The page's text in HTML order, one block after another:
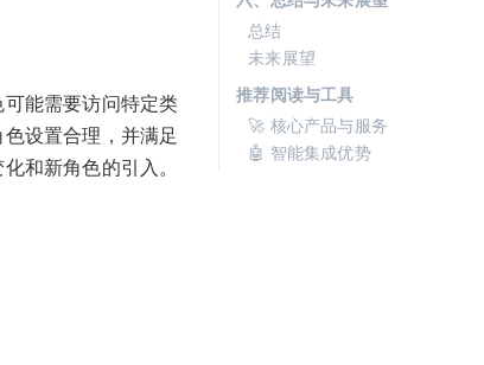
能需要访问特定类
设置合理，并满足
和新角色的引入。
总结
未来展望
推荐阅读与工具
🚀 核心产品与服务
🤖 智能集成优势